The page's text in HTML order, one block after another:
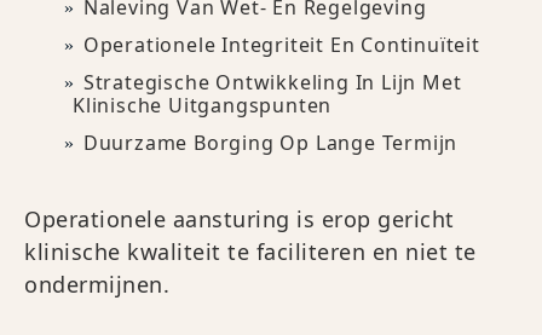
Naleving Van Wet- En Regelgeving
Operationele Integriteit En Continuïteit
Strategische Ontwikkeling In Lijn Met
Klinische Uitgangspunten
Duurzame Borging Op Lange Termijn
Operationele aansturing is erop gericht
klinische kwaliteit te faciliteren en niet te
ondermijnen.